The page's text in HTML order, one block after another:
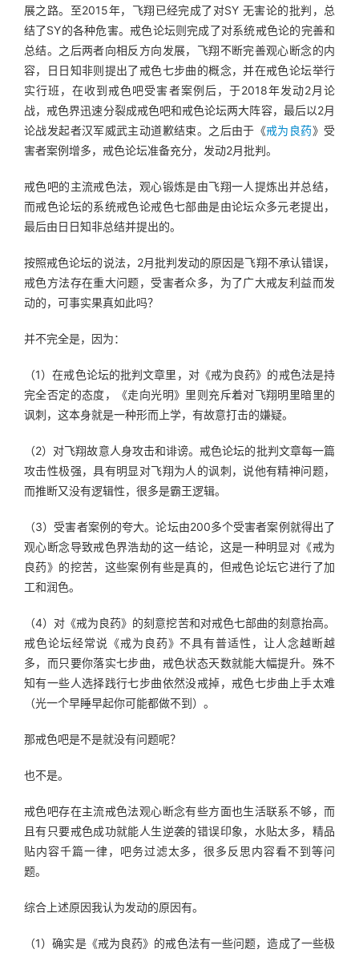
展之路。至2015年，飞翔已经完成了对SY 无害论的批判，总
结了SY的各种危害。戒色论坛则完成了对系统戒色论的完善和
总结。之后两者向相反方向发展，飞翔不断完善观心断念的内
容，日日知非则提出了戒色七步曲的概念，并在戒色论坛举行
实行班，在收到戒色吧受害者案例后，于2018年发动2月论
战，戒色界迅速分裂成戒色吧和戒色论坛两大阵容，最后以2月
论战发起者汉军威武主动道歉结束。之后由于《戒为良药》受
害者案例增多，戒色论坛准备充分，发动2月批判。
戒色吧的主流戒色法，观心锻炼是由飞翔一人提炼出并总结，
而戒色论坛的系统戒色论戒色七部曲是由论坛众多元老提出，
最后由日日知非总结并提出的。
按照戒色论坛的说法，2月批判发动的原因是飞翔不承认错误，
戒色方法存在重大问题，受害者众多，为了广大戒友利益而发
动的，可事实果真如此吗？
并不完全是，因为：
（1）在戒色论坛的批判文章里，对《戒为良药》的戒色法是持
完全否定的态度，《走向光明》里则充斥着对飞翔明里暗里的
讽刺，这本身就是一种形而上学，有故意打击的嫌疑。
（2）对飞翔故意人身攻击和诽谤。戒色论坛的批判文章每一篇
攻击性极强，具有明显对飞翔为人的讽刺，说他有精神问题，
而推断又没有逻辑性，很多是霸王逻辑。
（3）受害者案例的夸大。论坛由200多个受害者案例就得出了
观心断念导致戒色界浩劫的这一结论，这是一种明显对《戒为
良药》的挖苦，这些案例有些是真的，但戒色论坛它进行了加
工和润色。
（4）对《戒为良药》的刻意挖苦和对戒色七部曲的刻意抬高。
戒色论坛经常说《戒为良药》不具有普适性，让人念越断越
多，而只要你落实七步曲，戒色状态天数就能大幅提升。殊不
知有一些人选择践行七步曲依然没戒掉，戒色七步曲上手太难
（光一个早睡早起你可能都做不到）。
那戒色吧是不是就没有问题呢？
也不是。
戒色吧存在主流戒色法观心断念有些方面也生活联系不够，而
且有只要戒色成功就能人生逆袭的错误印象，水贴太多，精品
贴内容千篇一律，吧务过滤太多，很多反思内容看不到等问
题。
综合上述原因我认为发动的原因有。
（1）确实是《戒为良药》的戒色法有一些问题，造成了一些极